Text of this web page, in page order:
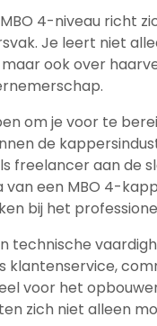
4-niveau richt
Je leert niet
ook over
om je voor te
de
freelancer aan de
een MBO 4-
bij het
technische
klantenservice,
voor het
zich niet alleen